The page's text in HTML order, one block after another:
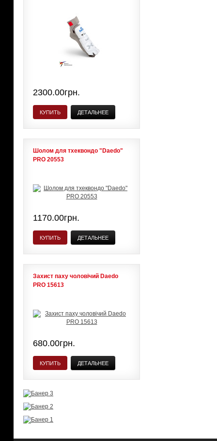
2300.00грн.
КУПИТЬ ДЕТАЛЬНЕЕ
Шолом для тхеквондо "Daedo"
PRO 20553
1170.00грн.
КУПИТЬ ДЕТАЛЬНЕЕ
Захист паху чоловічий Daedo
PRO 15613
680.00грн.
КУПИТЬ ДЕТАЛЬНЕЕ